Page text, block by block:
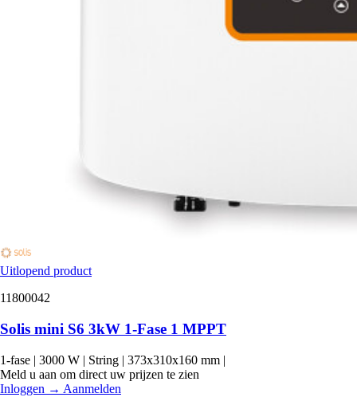
Uitlopend product
11800042
Solis mini S6 3kW 1-Fase 1 MPPT
1-fase | 3000 W | String | 373x310x160 mm |
Meld u aan om direct uw prijzen te zien
Inloggen → Aanmelden